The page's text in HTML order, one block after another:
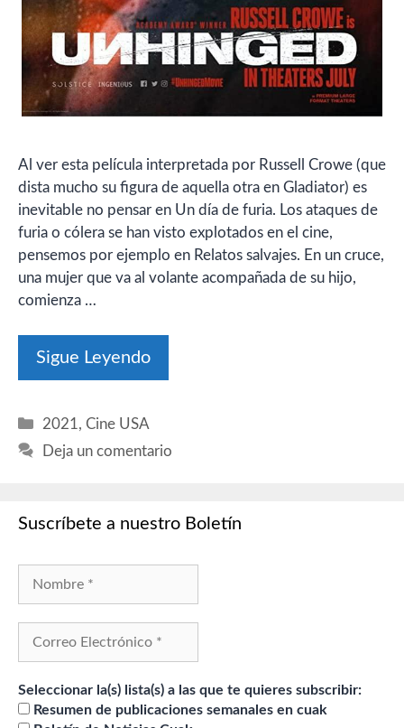
Al ver esta película interpretada por Russell Crowe (que
dista mucho su figura de aquella otra en Gladiator) es
inevitable no pensar en Un día de furia. Los ataques de
furia o cólera se han visto explotados en el cine,
pensemos por ejemplo en Relatos salvajes. En un cruce,
una mujer que va al volante acompañada de su hijo,
comienza …
Sigue Leyendo
Categorías
2021,Cine USA
Deja un comentario
Suscríbete a nuestro Boletín
Seleccionar la(s) lista(s) a las que te quieres subscribir:
Resumen de publicaciones semanales en cuak